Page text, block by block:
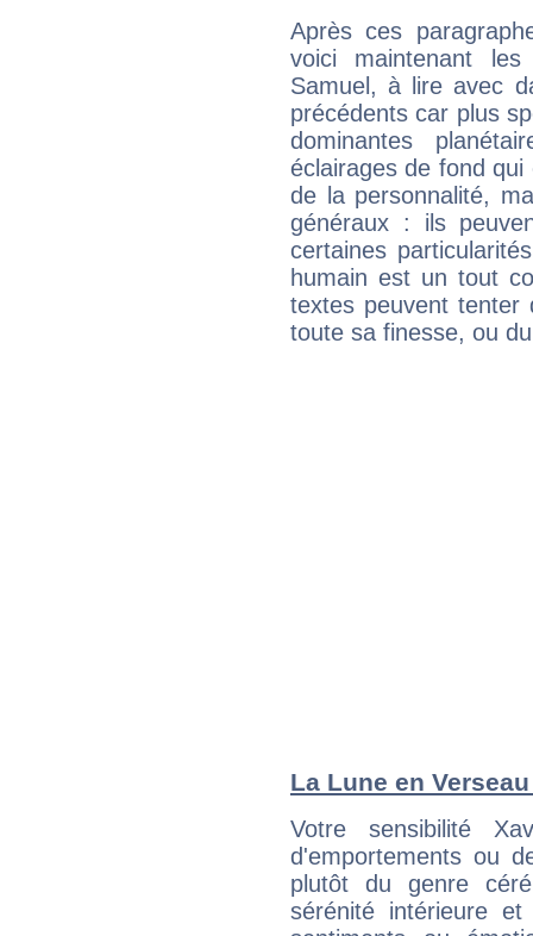
Après ces
voici maintenant
Samuel, à lire avec
précédents car plus
dominantes
éclairages de fond
de la personnalité,
généraux : ils
certaines
humain est un tout
textes peuvent tenter
toute sa finesse, ou
La Lune en
Votre sensibilité
d'emportements ou
plutôt du genre
sérénité intérieure